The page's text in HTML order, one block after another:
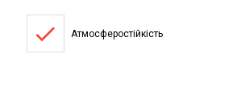
done Атмосферостійкість